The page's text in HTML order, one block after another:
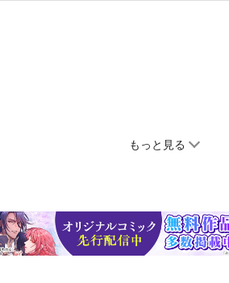
もっと見る